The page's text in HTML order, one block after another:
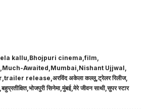
kallu Bhojpuri cinema film
Much-Awaited Mumbai Nishant Ujjwal
trailer release अरविंद अकेला कल्लू ट्रेलर रिलीज
बहुप्रतीक्षित भोजपुरी सिनेमा मुंबई मेरे जीवन साथी सुपर स्टार